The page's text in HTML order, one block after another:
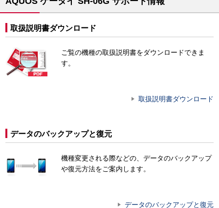
取扱説明書ダウンロード
ご覧の機種の取扱説明書をダウンロードできま
す。
取扱説明書ダウンロード
データのバックアップと復元
機種変更される際などの、データのバックアップ
や復元方法をご案内します。
データのバックアップと復元